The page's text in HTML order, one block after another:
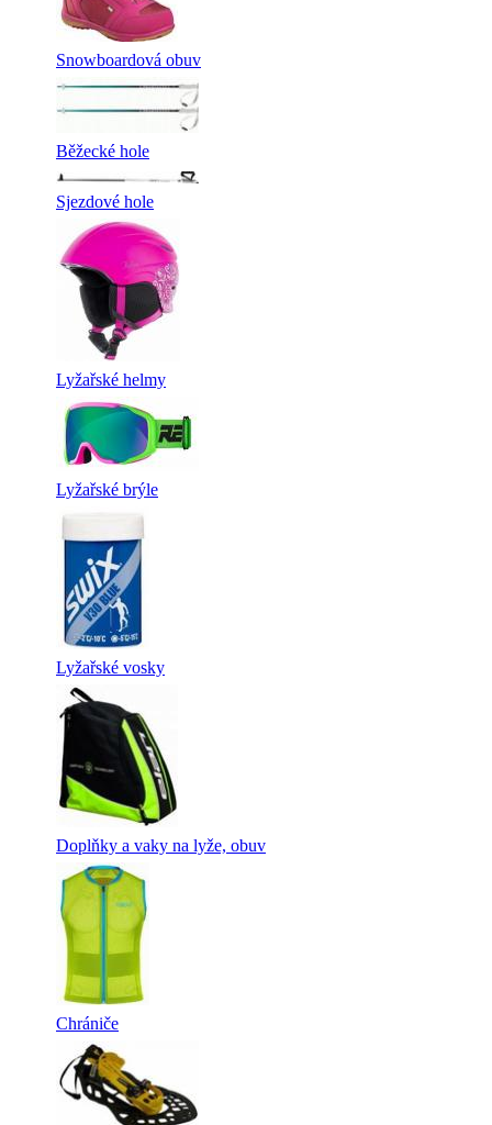
Snowboardová obuv
Běžecké hole
Sjezdové hole
Lyžařské helmy
Lyžařské brýle
Lyžařské vosky
Doplňky a vaky na lyže, obuv
Chrániče